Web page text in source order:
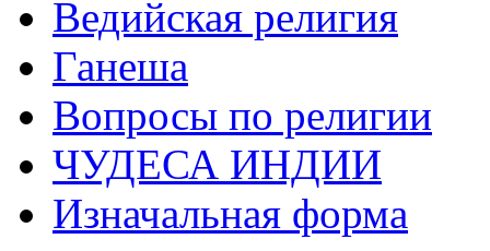
Ведийская религия
Ганеша
Вопросы по религии
ЧУДЕСА ИНДИИ
Изначальная форма